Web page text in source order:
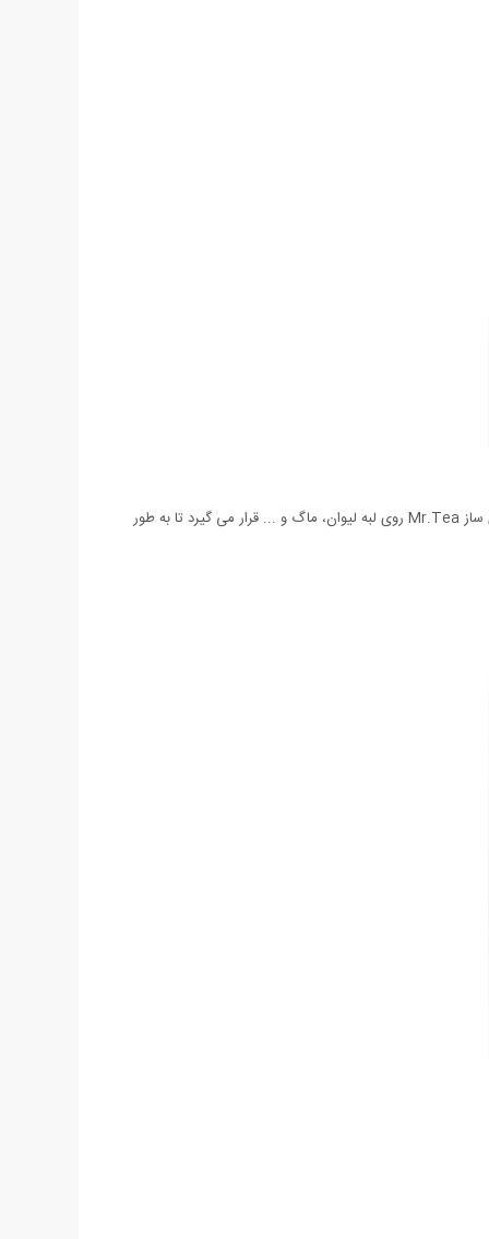
نکته جالبه دیگر این مدل در طراحی هوشمندانه این محصول می باشد که علاوه بر اینکه از نظر ظاهری متفاوت و دوست داشتنی است، دست های چای ساز Mr.Tea روی لبه لیوان، ماگ و ... قرار می گیرد تا به طور